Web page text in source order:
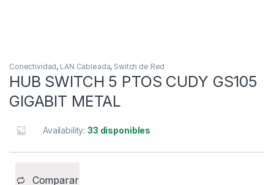
Conectividad, LAN Cableada, Switch de Red
HUB SWITCH 5 PTOS CUDY GS105
GIGABIT METAL
Availability:33 disponibles
Comparar